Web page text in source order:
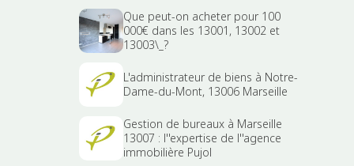
Que peut-on acheter pour 100
000€ dans les 13001, 13002 et
13003\_?
L'administrateur de biens à Notre-
Dame-du-Mont, 13006 Marseille
Gestion de bureaux à Marseille
13007 : l''expertise de l''agence
immobilière Pujol